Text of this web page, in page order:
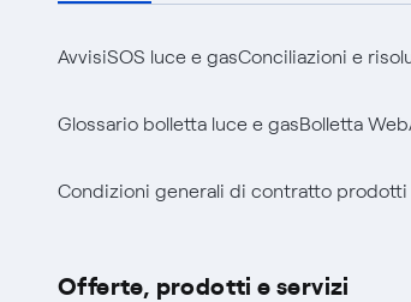
AvvisiSOS luce e gasConciliazioni e
Glossario bolletta luce e gasBolletta Web
Condizioni generali di contratto prodotti
Offerte, prodotti e servizi